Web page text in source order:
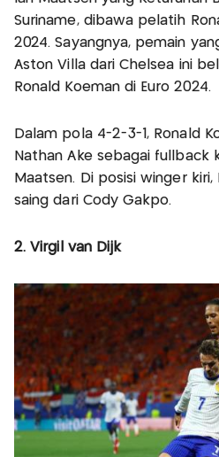
Suriname, dibawa pelatih
2024. Sayangnya, pemain
Aston Villa dari Chelsea ini
Ronald Koeman di Euro 2024.
Dalam pola 4-2-3-1, Ronald
Nathan Ake sebagai fullback
Maatsen. Di posisi winger
saing dari Cody Gakpo.
2. Virgil van Dijk